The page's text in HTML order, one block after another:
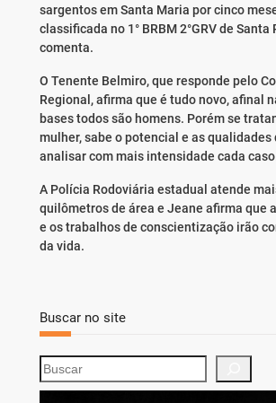
sargentos em Santa Maria por cinco
classificada no 1° BRBM 2°GRV de Santa
comenta.
O Tenente Belmiro, que responde pelo
Regional, afirma que é tudo novo, afinal
bases todos são homens. Porém se
mulher, sabe o potencial e as qualidades
analisar com mais intensidade cada
A Polícia Rodoviária estadual atende
quilômetros de área e Jeane afirma que
e os trabalhos de conscientização irão
da vida.
Buscar no site
S
e